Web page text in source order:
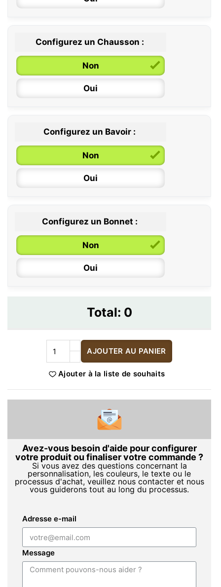
0 / 6 mois
6 / 12 mois
12 / 18 mois
Configurez un Chausson :
Non
Oui
Configurez un Bavoir :
Non
Oui
Configurez un Bonnet :
Non
Oui
Total: 0
AJOUTER AU PANIER
Ajouter à la liste de souhaits
Avez-vous besoin d'aide pour configurer
votre produit ou finaliser votre commande ?
Si vous avez des questions concernant la
personnalisation, les couleurs, le texte ou le
processus d'achat, veuillez nous contacter et nous
vous guiderons tout au long du processus.
Adresse e-mail
Message